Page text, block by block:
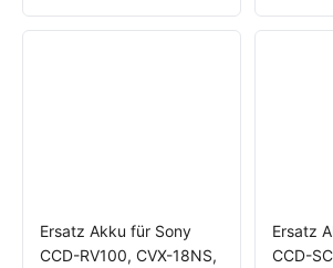
Ersatz Akku für Sony
CCD-RV100, CVX-18NS,
Ersatz
CCD-